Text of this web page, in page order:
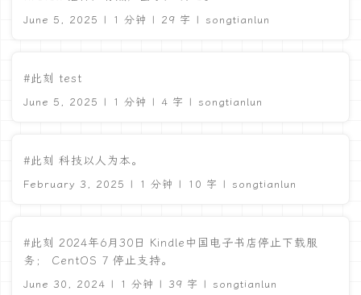
June 5, 2025 | 1 分钟 | 29 字 | songtianlun
#此刻 test
June 5, 2025 | 1 分钟 | 4 字 | songtianlun
#此刻 科技以人为本。
February 3, 2025 | 1 分钟 | 10 字 | songtianlun
#此刻 2024年6月30日 Kindle中国电子书店停止下载服
务； CentOS 7 停止支持。
June 30, 2024 | 1 分钟 | 39 字 | songtianlun